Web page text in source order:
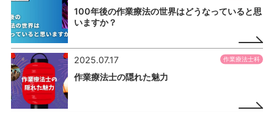
100年後の作業療法の世界はどうなっていると思
いますか？
2025.07.17
作業療法士の隠れた魅力
作業療法士科